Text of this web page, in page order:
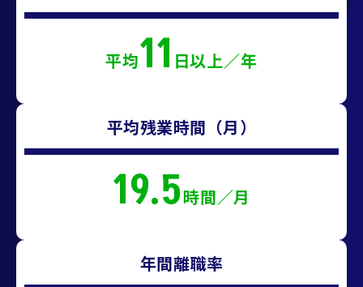
平均11 日以上／年
平均残業時間（月）
19.5時間／月
年間離職率